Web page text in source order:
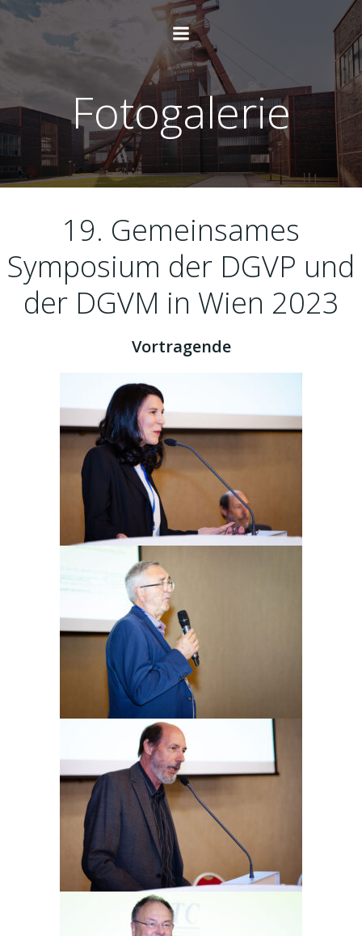
Zum
Inhalt
springen
Fotogalerie
19. Gemeinsames
Symposium der DGVP und
der DGVM in Wien 2023
Vortragende